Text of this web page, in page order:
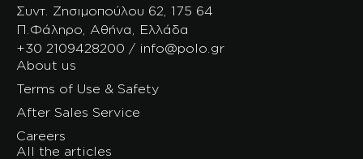
Συντ. Ζησιμοπούλου 62, 175 64
Π.Φάληρο, Αθήνα, Ελλάδα
+30 2109428200 / info@polo.gr
About us
Terms of Use & Safety
After Sales Service
Careers
All the articles